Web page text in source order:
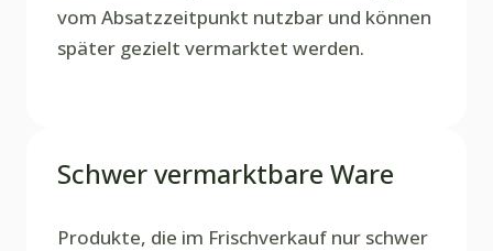
vom Absatzzeitpunkt nutzbar und können
später gezielt vermarktet werden.
Schwer vermarktbare Ware
Produkte, die im Frischverkauf nur schwer